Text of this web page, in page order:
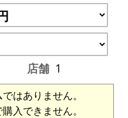
店舗 1
はありません。
入できません。